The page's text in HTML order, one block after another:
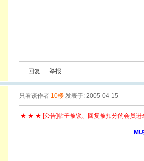
回复 举报
只看该作者 10楼 发表于: 2005-04-15
★ ★ ★ [公告]帖子被锁、回复被扣分的会员